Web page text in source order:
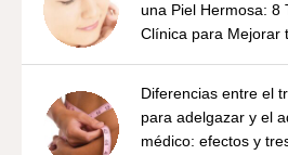
una Piel Hermosa: 8
Clínica para Mejorar
Diferencias entre el
para adelgazar y el
médico: efectos y